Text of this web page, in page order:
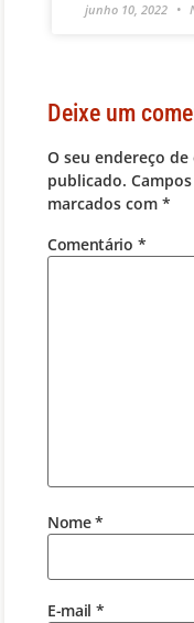
junho 10, 2022
Deixe um
O seu endereço
publicado.
marcados com *
Comentário *
Nome*
E-mail *